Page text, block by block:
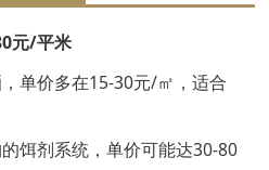
元/平米
单价多在15-30元/㎡，适合
饵剂系统，单价可能达30-80